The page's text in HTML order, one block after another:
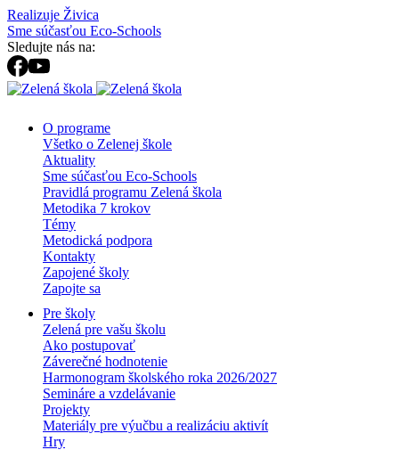
Realizuje Živica
Sme súčasťou Eco-Schools
Sledujte nás na:
O programe
Všetko o Zelenej škole
Aktuality
Sme súčasťou Eco-Schools
Pravidlá programu Zelená škola
Metodika 7 krokov
Témy
Metodická podpora
Kontakty
Zapojené školy
Zapojte sa
Pre školy
Zelená pre vašu školu
Ako postupovať
Záverečné hodnotenie
Harmonogram školského roka 2026/2027
Semináre a vzdelávanie
Projekty
Materiály pre výučbu a realizáciu aktivít
Hry